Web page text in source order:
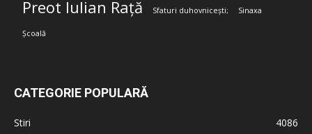
Preot Iulian Rață Sfaturi duhovnicești; Sinaxa
Școală
CATEGORIE POPULARĂ
Stiri
4086